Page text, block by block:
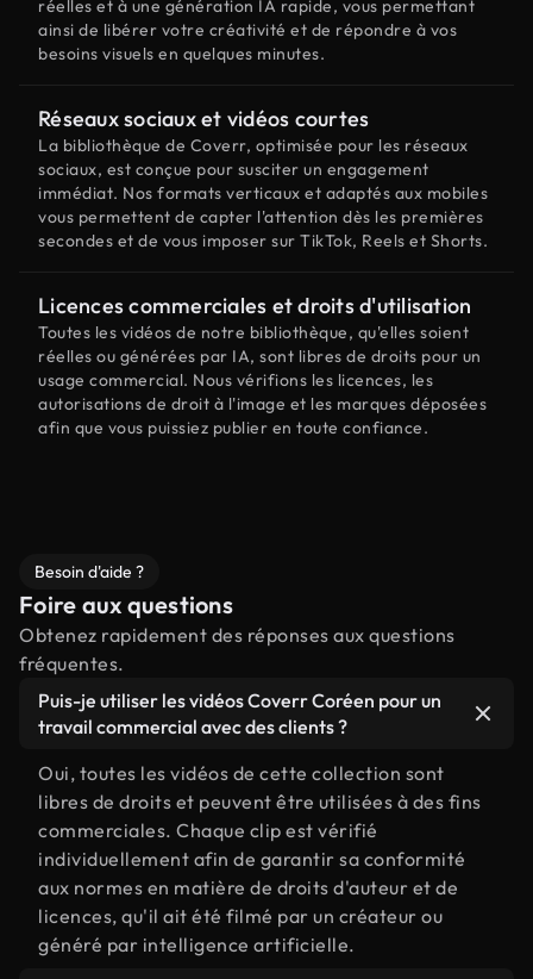
réelles et à une génération IA rapide, vous permettant
ainsi de libérer votre créativité et de répondre à vos
besoins visuels en quelques minutes.
Réseaux sociaux et vidéos courtes
La bibliothèque de Coverr, optimisée pour les réseaux
sociaux, est conçue pour susciter un engagement
immédiat. Nos formats verticaux et adaptés aux mobiles
vous permettent de capter l'attention dès les premières
secondes et de vous imposer sur TikTok, Reels et Shorts.
Licences commerciales et droits d'utilisation
Toutes les vidéos de notre bibliothèque, qu'elles soient
réelles ou générées par IA, sont libres de droits pour un
usage commercial. Nous vérifions les licences, les
autorisations de droit à l'image et les marques déposées
afin que vous puissiez publier en toute confiance.
Besoin d'aide ?
Foire aux questions
Obtenez rapidement des réponses aux questions
fréquentes.
Puis-je utiliser les vidéos Coverr Coréen pour un
travail commercial avec des clients ?
Oui, toutes les vidéos de cette collection sont
libres de droits et peuvent être utilisées à des fins
commerciales. Chaque clip est vérifié
individuellement afin de garantir sa conformité
aux normes en matière de droits d'auteur et de
licences, qu'il ait été filmé par un créateur ou
généré par intelligence artificielle.